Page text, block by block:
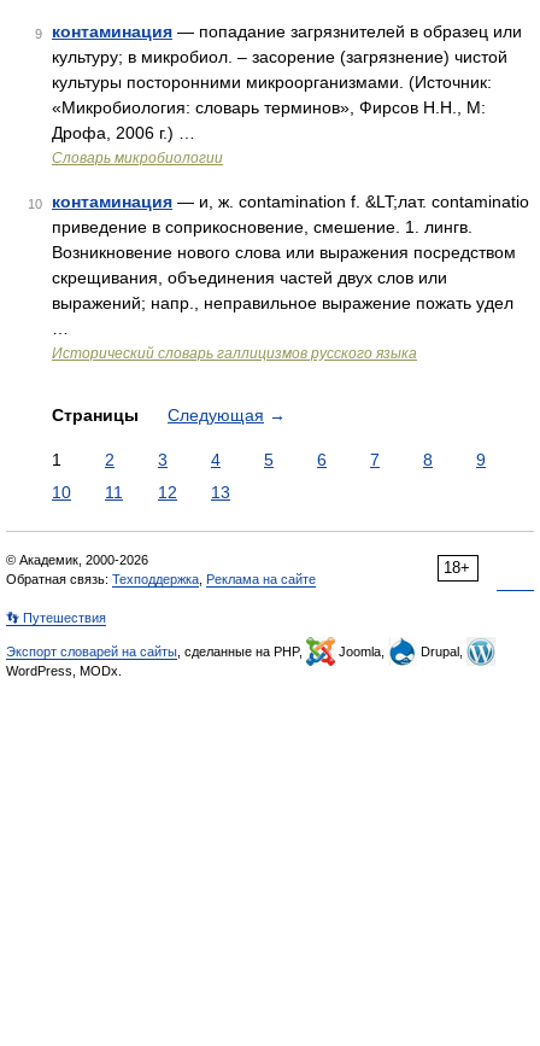
9 контаминация — попадание загрязнителей в образец или
культуру; в микробиол. – засорение (загрязнение) чистой
культуры посторонними микроорганизмами. (Источник:
«Микробиология: словарь терминов», Фирсов Н.Н., М:
Дрофа, 2006 г.) …
Словарь микробиологии
10 контаминация — и, ж. contamination f. &LT;лат. contaminatio
приведение в соприкосновение, смешение. 1. лингв.
Возникновение нового слова или выражения посредством
скрещивания, объединения частей двух слов или
выражений; напр., неправильное выражение пожать удел
Исторический словарь галлицизмов русского языка
Страницы Следующая →
1 2 3 4 5 6 7 8
9
10
11 12 13
18+
© Академик, 2000-2026
Обратная связь: Техподдержка Реклама на сайте
👣 Путешествия
Экспорт словарей на сайты , сделанные на PHP, Joomla,
Drupal,
WordPress, MODx.